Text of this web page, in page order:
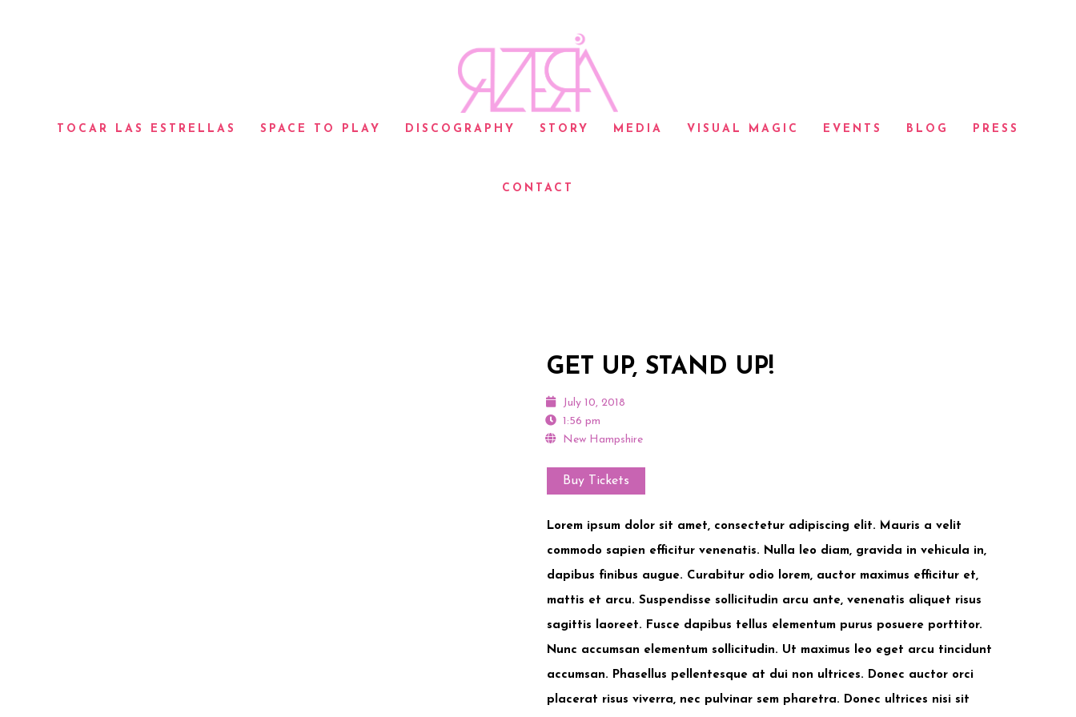
TOCAR LAS ESTRELLAS SPACE TO PLAY DISCOGRAPHY STORY MEDIA VISUAL MAGIC EVENTS BLOG PRESS
CONTACT
GET UP, STAND UP!
July 10, 2018
1:56 pm
New Hampshire
Buy Tickets
Lorem ipsum dolor sit amet, consectetur adipiscing elit. Mauris a velit
commodo sapien efficitur venenatis. Nulla leo diam, gravida in vehicula in,
dapibus finibus augue. Curabitur odio lorem, auctor maximus efficitur et,
mattis et arcu. Suspendisse sollicitudin arcu ante, venenatis aliquet risus
sagittis laoreet. Fusce dapibus tellus elementum purus posuere porttitor.
Nunc accumsan elementum sollicitudin. Ut maximus leo eget arcu tincidunt
accumsan. Phasellus pellentesque at dui non ultrices. Donec auctor orci
placerat risus viverra, nec pulvinar sem pharetra. Donec ultrices nisi sit